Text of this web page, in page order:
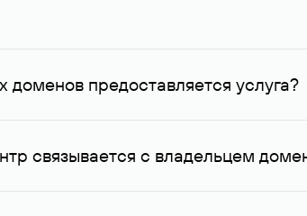
доменов предоставляется услуга?
для доменов, зарегистрированных в
связывается с владельцем
владельцем домена используются его